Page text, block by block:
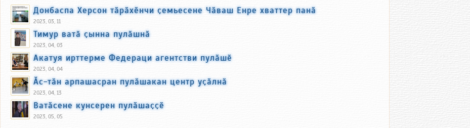
Донбаспа Херсон тӑрӑхӗнчи ҫемьесене Чӑваш Енре хваттер панӑ
2023, 03, 11
Тимур ватӑ ҫынна пулӑшнӑ
2023, 04, 03
Акатуя ирттерме Федераци агентстви пулӑшӗ
2023, 04, 04
Ӑс-тӑн арпашасран пулӑшакан центр уҫӑлнӑ
2023, 04, 13
Ватӑсене кунсерен пулӑшаҫҫӗ
2023, 05, 05